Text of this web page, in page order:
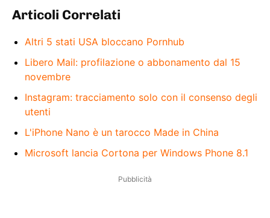
Articoli Correlati
Altri 5 stati USA bloccano Pornhub
Libero Mail: profilazione o abbonamento dal 15
novembre
Instagram: tracciamento solo con il consenso degli
utenti
L'iPhone Nano è un tarocco Made in China
Microsoft lancia Cortona per Windows Phone 8.1
Pubblicità